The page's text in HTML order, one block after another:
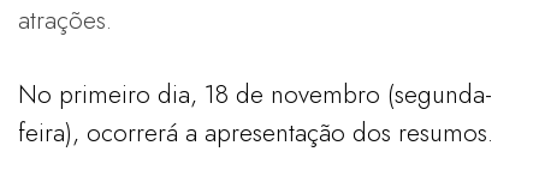
atrações.
No primeiro dia, 18 de novembro (segunda-
feira), ocorrerá a apresentação dos resumos.